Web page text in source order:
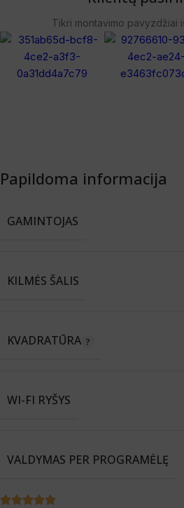
Tikri montavimo pavyzdžiai
Papildoma informacija
GAMINTOJAS
KILMĖS ŠALIS
KVADRATŪRA
WI-FI RYŠYS
VALDYMAS PER PROGRAMĖLĘ